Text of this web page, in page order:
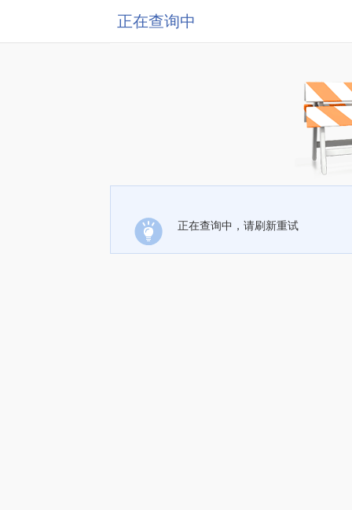
正在查询中
正在查询中，请刷新重试